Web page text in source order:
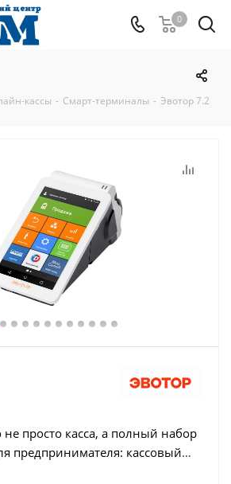
0
кассы - Смарт-терминалы - Эвотор 7.2
просто касса, а полный набор
предпринимателя: кассовый
личный кабинет для